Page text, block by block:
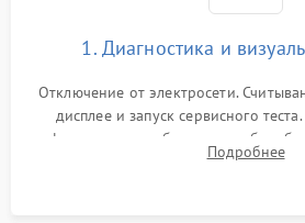
1. Диагностика и
Отключение от электросети.
дисплее и запуск сервисного
фильтра, теплообменника и
неисправностях (не сушит, не крутит
Подробнее